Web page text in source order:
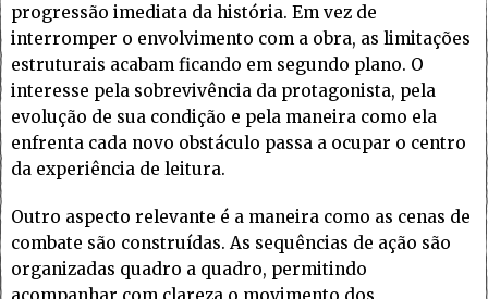
progressão imediata da história. Em vez de
interromper o envolvimento com a obra, as limitações
estruturais acabam ficando em segundo plano. O
interesse pela sobrevivência da protagonista, pela
evolução de sua condição e pela maneira como ela
enfrenta cada novo obstáculo passa a ocupar o centro
da experiência de leitura.
Outro aspecto relevante é a maneira como as cenas de
combate são construídas. As sequências de ação são
organizadas quadro a quadro, permitindo